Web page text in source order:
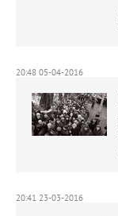
20:48 05-04-2016
20:41 23-03-2016